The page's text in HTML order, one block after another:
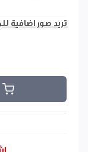
تريد صور اضافية